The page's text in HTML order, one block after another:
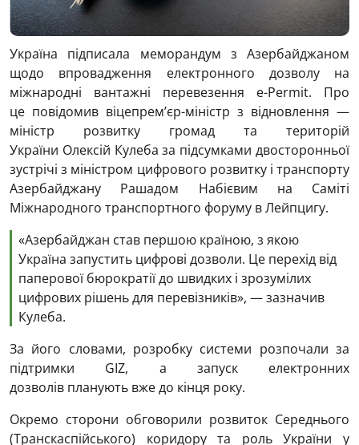
Україна підписала меморандум з Азербайджаном
щодо впровадження електронного дозволу на
міжнародні вантажні перевезення e-Permit. Про
це повідомив віцепрем’єр-міністр з відновлення —
міністр розвитку громад та територій
України Олексій Кулеба за підсумками двосторонньої
зустрічі з міністром цифрового розвитку і транспорту
Азербайджану Рашадом Набієвим на Саміті
Міжнародного транспортного форуму в Лейпцигу.
«Азербайджан став першою країною, з якою
Україна запустить цифрові дозволи. Це перехід від
паперової бюрократії до швидких і зрозумілих
цифрових рішень для перевізників», — зазначив
Кулеба.
За його словами, розробку системи розпочали за
підтримки GIZ, а запуск електронних
дозволів планують вже до кінця року.
Окремо сторони обговорили розвиток Середнього
(Транскаспійського) коридору та роль України у